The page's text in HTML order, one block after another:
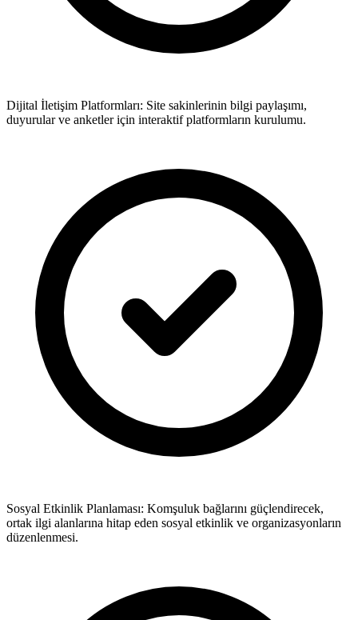
Dijital İletişim Platformları: Site sakinlerinin bilgi paylaşımı,
duyurular ve anketler için interaktif platformların kurulumu.
Sosyal Etkinlik Planlaması: Komşuluk bağlarını güçlendirecek,
ortak ilgi alanlarına hitap eden sosyal etkinlik ve organizasyonların
düzenlenmesi.